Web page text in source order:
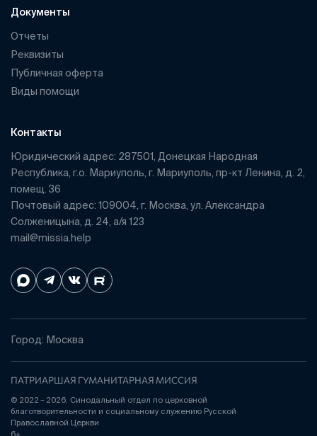
Документы
Отчеты
Реквизиты
Публичная оферта
Виды помощи
Контакты
Юридический адрес: 287501, Донецкая Народная
Республика, г.о. Мариуполь, г. Мариуполь, пр-кт Ленина, д. 2,
помещ. 36
Почтовый адрес: 109004, г. Москва, ул. Александра
Солженицына, д. 24, а/я 123
mail@missia.help
Город: Москва
ПАТРИАРШАЯ ГУМАНИТАРНАЯ МИССИЯ
© 2022 – 2026. Синодальный отдел по церковной
благотворительности и социальному служению Русской
Православной Церкви
6+